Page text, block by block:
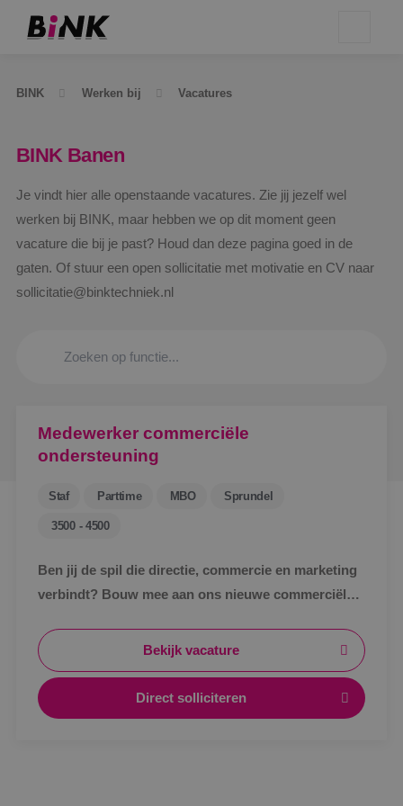
BINK Werken bij Vacatures
BINK Banen
Je vindt hier alle openstaande vacatures. Zie jij jezelf wel
werken bij BINK, maar hebben we op dit moment geen
vacature die bij je past? Houd dan deze pagina goed in de
gaten. Of stuur een open sollicitatie met motivatie en CV naar
sollicitatie@binktechniek.nl
Medewerker commerciële
ondersteuning
Staf Parttime MBO Sprundel
3500 - 4500
Ben jij de spil die directie, commercie en marketing
verbindt? Bouw mee aan ons nieuwe commerciële
BINK.&nbsp;
Bekijk vacature
Direct solliciteren